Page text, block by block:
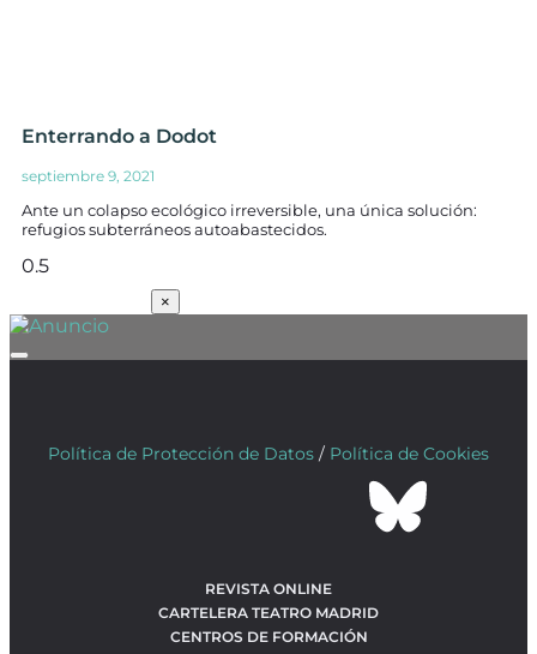
Enterrando a Dodot
septiembre 9, 2021
Ante un colapso ecológico irreversible, una única solución:
refugios subterráneos autoabastecidos.
×
Política de Protección de Datos / Política de Cookies
REVISTA ONLINE
CARTELERA TEATRO MADRID
CENTROS DE FORMACIÓN